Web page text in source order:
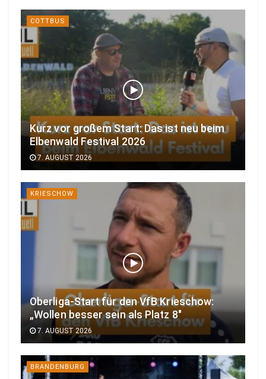
COTTBUS
Kurz vor großem Start: Das ist neu beim
Elbenwald Festival 2026
7. AUGUST 2026
KRIESCHOW
Oberliga-Start für den VfB Krieschow:
„Wollen besser sein als Platz 8″
7. AUGUST 2026
BRANDENBURG